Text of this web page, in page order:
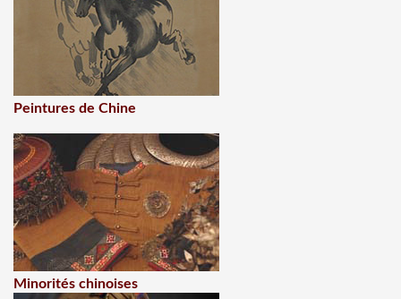
Peintures de Chine
Minorités chinoises